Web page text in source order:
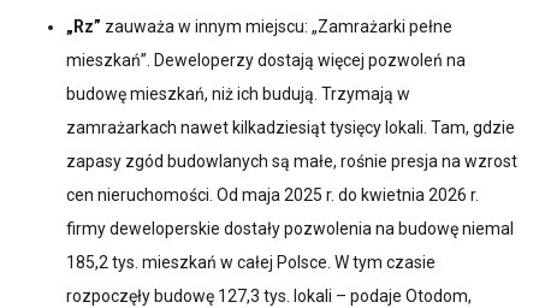
„Rz” zauważa w innym miejscu: „Zamrażarki pełne
mieszkań”. Deweloperzy dostają więcej pozwoleń na
budowę mieszkań, niż ich budują. Trzymają w
zamrażarkach nawet kilkadziesiąt tysięcy lokali. Tam, gdzie
zapasy zgód budowlanych są małe, rośnie presja na wzrost
cen nieruchomości. Od maja 2025 r. do kwietnia 2026 r.
firmy deweloperskie dostały pozwolenia na budowę niemal
185,2 tys. mieszkań w całej Polsce. W tym czasie
rozpoczęły budowę 127,3 tys. lokali – podaje Otodom,